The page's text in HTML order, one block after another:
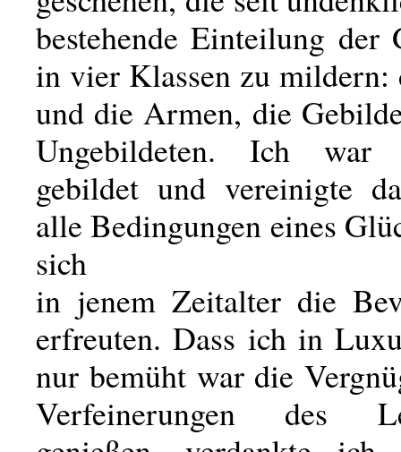
bestehende Einteilung der
in vier Klassen zu mildern:
und die Armen, die
Ungebildeten. Ich
gebildet und vereinigte
alle Bedingungen eines
sich
in jenem Zeitalter die
erfreuten. Dass ich in
nur bemüht war die
Verfeinerungen des